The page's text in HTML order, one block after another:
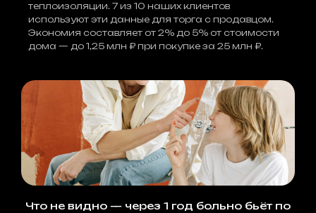
теплоизоляции. 7 из 10 наших клиентов
используют эти данные для торга с продавцом.
Экономия составляет от 2% до 5% от стоимости
дома — до 1,25 млн ₽ при покупке за 25 млн ₽.
Что не видно — через 1 год больно бьёт по